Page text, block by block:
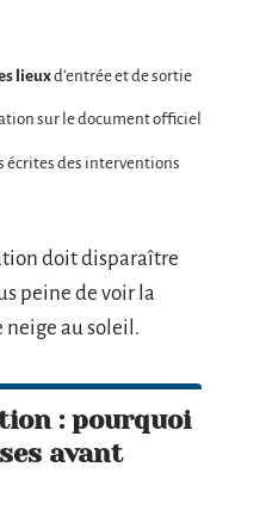
lieuxd’entrée et de sortie
sur le document officiel
écrites des interventions
doit disparaître
peine de voir la
au soleil.
: pourquoi
avant